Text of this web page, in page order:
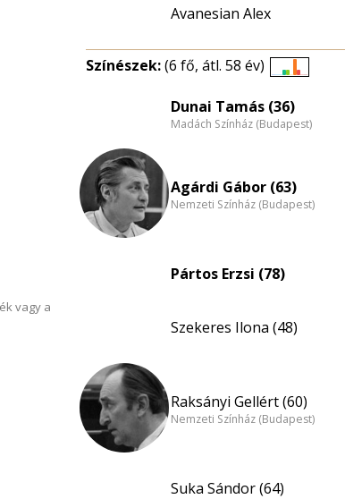
vagy a
Avanesian Alex
Színészek:(6 fő, átl. 58 év)
eloszlás
nagyítása
Dunai Tamás (36)
Madách Színház (Budapest)
Agárdi Gábor (63)
Nemzeti Színház (Budapest)
Pártos Erzsi (78)
Szekeres Ilona (48)
Raksányi Gellért (60)
Nemzeti Színház (Budapest)
Suka Sándor (64)